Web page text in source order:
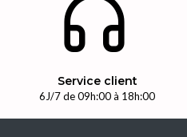
Service client
6J/7 de 09h:00 à 18h:00